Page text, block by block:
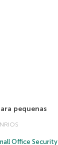
pequenas
Office Security